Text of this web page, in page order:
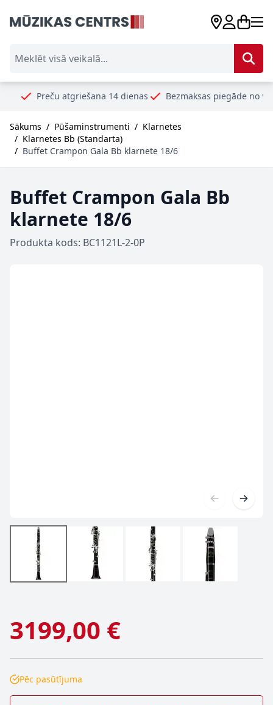
atgriešana 14 dienas Bezmaksas piegāde no 99€ Droši
Sākums / Pūšaminstrumenti / Klarnetes
/ Klarnetes Bb (Standarta)
/ Buffet Crampon Gala Bb klarnete 18/6
Buffet Crampon Gala Bb
klarnete 18/6
Produkta kods: BC1121L-2-0P
3199,00 €
Pēc pasūtījuma